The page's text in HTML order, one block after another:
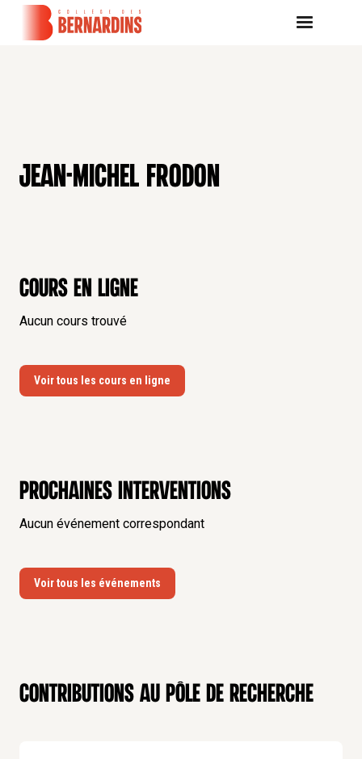
JEAN-MICHEL FRODON
Cours en ligne
Aucun cours trouvé
Voir tous les cours en ligne
Prochaines interventions
Aucun événement correspondant
Voir tous les événements
Contributions au pôle de recherche